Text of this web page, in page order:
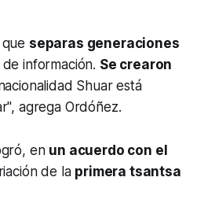
separas generaciones
información. Se crearon
Shuar está
agrega Ordóñez.
en un acuerdo con el
de la primera tsantsa